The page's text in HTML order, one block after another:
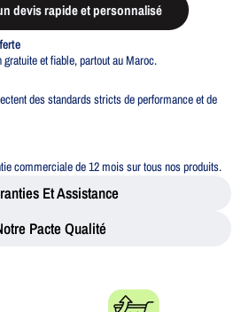
un devis rapide et personnalisé
gratuite et fiable, partout au Maroc.
des standards stricts de performance et de
commerciale de 12 mois sur tous nos produits.
Et Assistance
Pacte Qualité